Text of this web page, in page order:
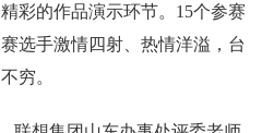
彩的作品演示环节。 15个参赛
选手激情四射、热情洋溢，台
穷。